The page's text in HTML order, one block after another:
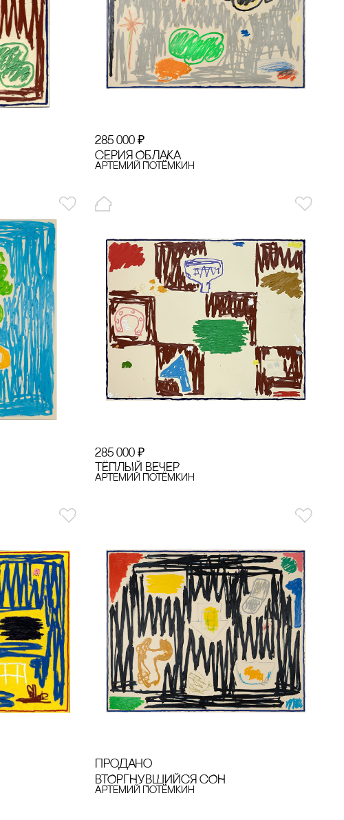
285 000 ₽
сЕРИЯ ОБЛАКА
Артемий Потёмкин
285 000 ₽
ТЁПЛЫЙ ВЕЧЕР
Артемий Потёмкин
продано
ВТОРГНУВШИЙсЯ сОН
Артемий Потёмкин